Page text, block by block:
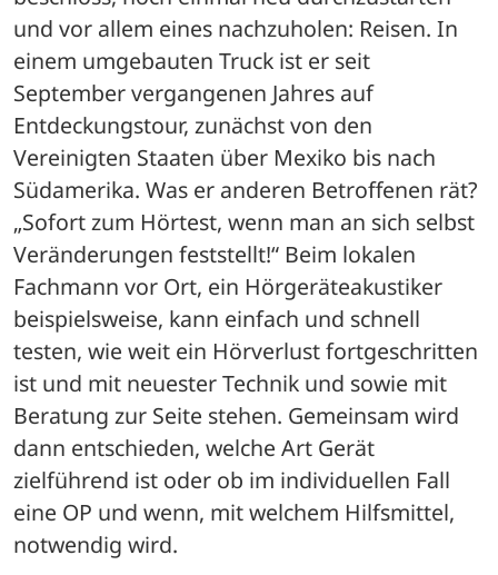
und vor allem eines nachzuholen: Reisen. In
einem umgebauten Truck ist er seit
September vergangenen Jahres auf
Entdeckungstour, zunächst von den
Vereinigten Staaten über Mexiko bis nach
Südamerika. Was er anderen Betroffenen rät?
„Sofort zum Hörtest, wenn man an sich selbst
Veränderungen feststellt!“ Beim lokalen
Fachmann vor Ort, ein Hörgeräteakustiker
beispielsweise, kann einfach und schnell
testen, wie weit ein Hörverlust fortgeschritten
ist und mit neuester Technik und sowie mit
Beratung zur Seite stehen. Gemeinsam wird
dann entschieden, welche Art Gerät
zielführend ist oder ob im individuellen Fall
eine OP und wenn, mit welchem Hilfsmittel,
notwendig wird.